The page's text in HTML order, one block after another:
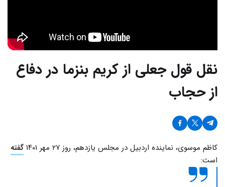
نقل قول جعلی از کریم بنزما در دفاع
از حجاب
کاظم موسوی، نماینده اردبیل در مجلس یازدهم، روز ۲۷ مهر ۱۴۰۱
گفته
است: